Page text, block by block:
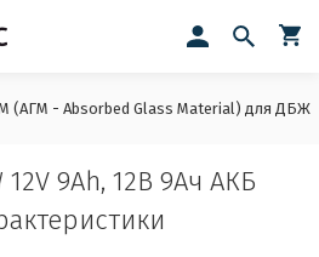
(АГМ - Absorbed Glass Material) для ДБЖ
12V 9Ah, 12В 9Ач АКБ